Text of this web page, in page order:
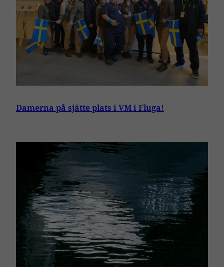
Damerna på sjätte plats i VM i Fluga!